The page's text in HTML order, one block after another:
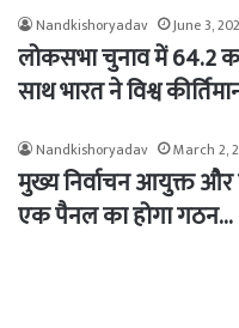
Nandkishoryadav June 3,
लोकसभा चुनाव में 64.2
साथ भारत ने विश्व
Nandkishoryadav March 2,
मुख्य निर्वाचन आयुक्त
एक पैनल का होगा गठन…